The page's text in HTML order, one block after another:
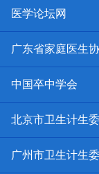
医学论坛网
广东省家庭医生
中国卒中学会
北京市卫生计生委
广州市卫生计生委